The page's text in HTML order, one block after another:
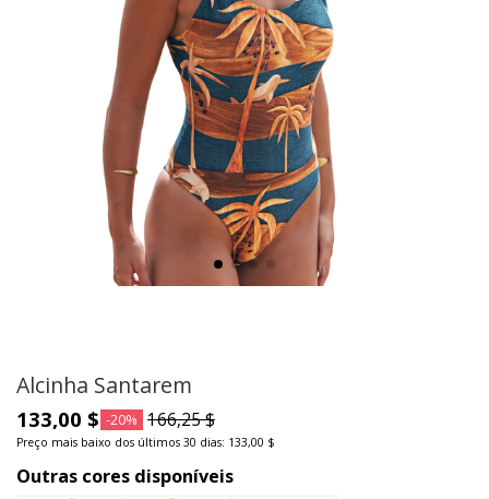
Alcinha Santarem
133,00 $ -20% 166,25 $
Preço mais baixo dos últimos 30 dias: 133,00 $
Outras cores disponíveis